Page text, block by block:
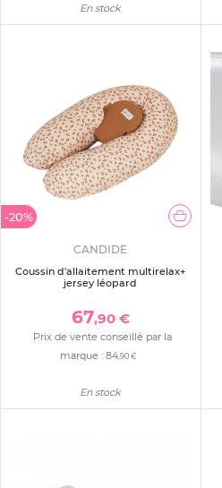
En stock
-20%
CANDIDE
Coussin d'allaitement multirelax+
jersey léopard
67,90 €
Prix de vente conseillé par la
marque :84 ,90 €
En stock